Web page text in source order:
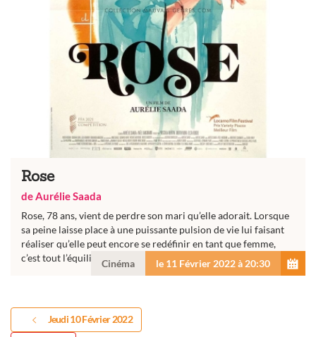
Rose
de Aurélie Saada
Rose, 78 ans, vient de perdre son mari qu’elle adorait. Lorsque
sa peine laisse place à une puissante pulsion de vie lui faisant
réaliser qu’elle peut encore se redéfinir en tant que femme,
c’est tout l’équilibre de la famille qui est bouleversé...
Cinéma le 11 Février 2022 à 20:30
Jeudi 10 Février 2022